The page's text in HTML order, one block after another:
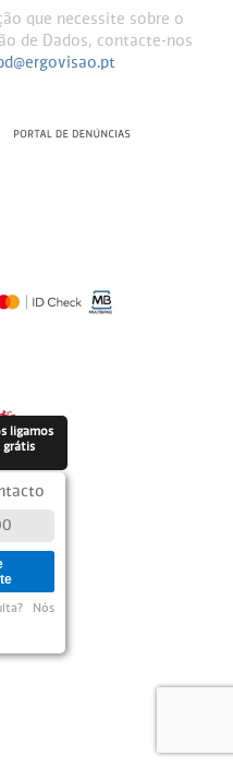
que necessite sobre o
de Dados, contacte-nos
ligamos
grátis
Nós